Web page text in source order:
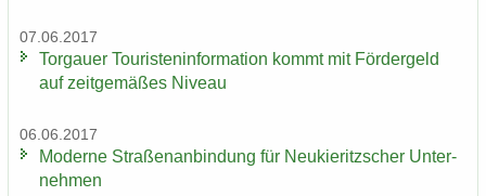
07.06.2017
Tor­gau­er Tou­ris­ten­in­for­ma­ti­on kommt mit För­der­geld
auf zeit­ge­mä­ßes Ni­veau
06.06.2017
Mo­der­ne Stra­ßen­an­bin­dung für Neu­kie­ritz­scher Un­ter­
neh­men